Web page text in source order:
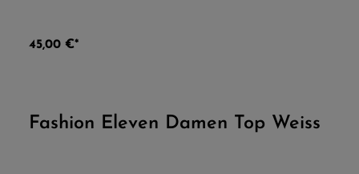
45,00 €*
Fashion Eleven Damen Top Weiss